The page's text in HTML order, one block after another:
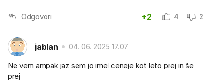
Odgovori +2 4 2
jablan 04. 06. 2025 17.07
Ne vem ampak jaz sem jo imel ceneje kot leto prej in še
prej